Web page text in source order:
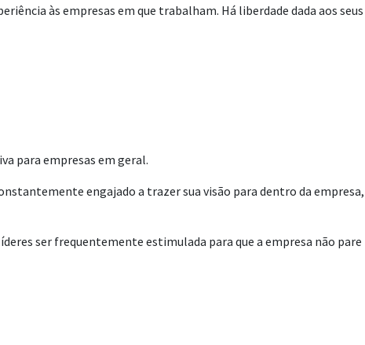
às empresas em que trabalham. Há liberdade dada aos seus
para empresas em geral.
engajado a trazer sua visão para dentro da empresa,
ser frequentemente estimulada para que a empresa não pare